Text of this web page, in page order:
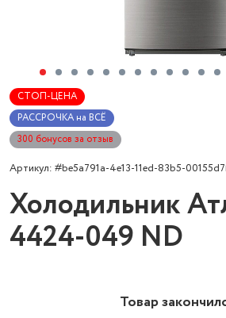
СТОП-ЦЕНА
РАССРОЧКА на ВСЁ
300 бонусов за отзыв
Артикул: #be5a791a-4e13-11ed-83b5-
Холодильник
4424-049 ND
Товар